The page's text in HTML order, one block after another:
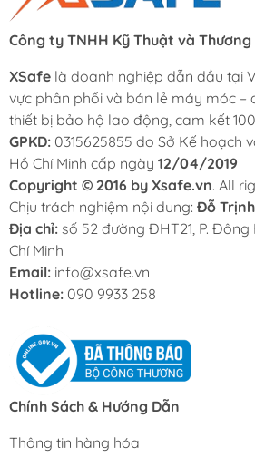
Công ty TNHH Kỹ Thuật và Thương
XSafe là doanh nghiệp dẫn đầu tại
vực phân phối và bán lẻ máy móc –
thiết bị bảo hộ lao động, cam kết
GPKD: 0315625855 do Sở Kế hoạch
Hồ Chí Minh cấp ngày 12/04/2019
Copyright © 2016 by Xsafe.vn. All
Chịu trách nghiệm nội dung: Đỗ
Địa chỉ: số 52 đường ĐHT21, P. Đông
Chí Minh
Email: info@xsafe.vn
Hotline: 090 9933 258
Chính Sách & Hướng Dẫn
Thông tin hàng hóa